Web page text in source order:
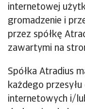
internetowej
gromadzenie i
przez spółkę
zawartymi na
Spółka Atradius
każdego
internetowych i/